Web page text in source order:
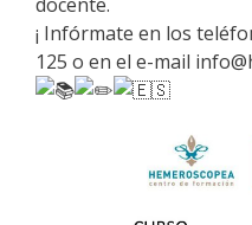
¡ Infórmate en los
125 o en el e-mail